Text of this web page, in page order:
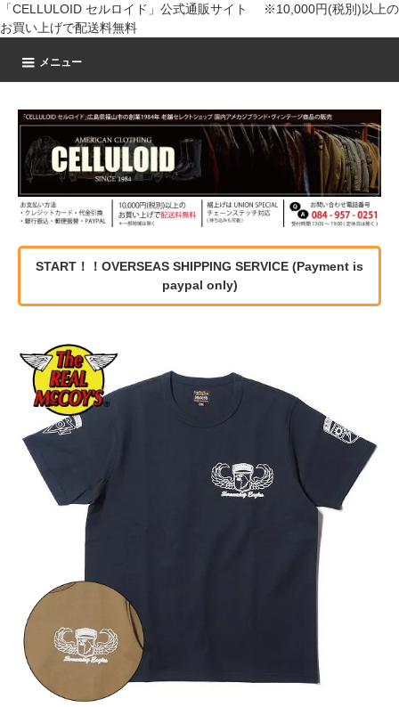
「CELLULOID セルロイド」公式通販サイト ※10,000円(税別)以上の
お買い上げで配送料無料
メニュー
START！！OVERSEAS SHIPPING SERVICE (Payment is
paypal only)